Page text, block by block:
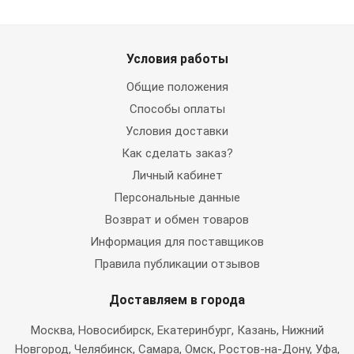
Условия работы
Общие положения
Способы оплаты
Условия доставки
Как сделать заказ?
Личный кабинет
Персональные данные
Возврат и обмен товаров
Информация для поставщиков
Правила публикации отзывов
Доставляем в города
Москва, Новосибирск, Екатеринбург, Казань, Нижний
Новгород, Челябинск, Самара, Омск, Ростов-на-Дону, Уфа,